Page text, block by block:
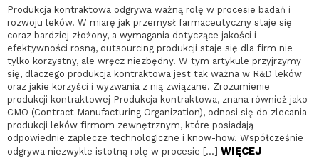
Produkcja kontraktowa odgrywa ważną rolę w procesie badań i
rozwoju leków. W miarę jak przemysł farmaceutyczny staje się
coraz bardziej złożony, a wymagania dotyczące jakości i
efektywności rosną, outsourcing produkcji staje się dla firm nie
tylko korzystny, ale wręcz niezbędny. W tym artykule przyjrzymy
się, dlaczego produkcja kontraktowa jest tak ważna w R&D leków
oraz jakie korzyści i wyzwania z nią związane. Zrozumienie
produkcji kontraktowej Produkcja kontraktowa, znana również jako
CMO (Contract Manufacturing Organization), odnosi się do zlecania
produkcji leków firmom zewnętrznym, które posiadają
odpowiednie zaplecze technologiczne i know-how. Współcześnie
odgrywa niezwykle istotną rolę w procesie […] WIĘCEJ